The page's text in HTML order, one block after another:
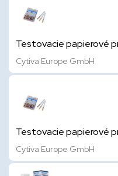
Testovacie papierové
Cytiva Europe GmbH
Testovacie papierové
Cytiva Europe GmbH